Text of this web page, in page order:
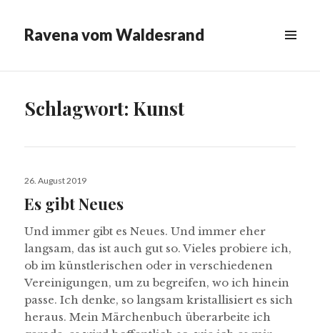
Ravena vom Waldesrand
WIDGETS
Schlagwort: Kunst
Veröffentlicht
26. August 2019
Es gibt Neues
Und immer gibt es Neues. Und immer eher
langsam, das ist auch gut so. Vieles probiere ich,
ob im künstlerischen oder in verschiedenen
Vereinigungen, um zu begreifen, wo ich hinein
passe. Ich denke, so langsam kristallisiert es sich
heraus. Mein Märchenbuch überarbeite ich